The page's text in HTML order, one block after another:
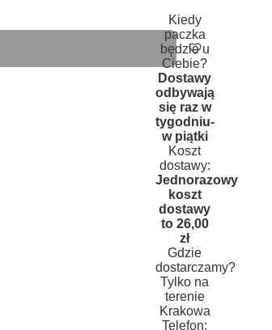
Kiedy
paczka
będzie u
Ciebie?
Dostawy
odbywają
się raz w
tygodniu-
w piątki
Koszt
dostawy:
Jednorazowy
koszt
dostawy
to 26,00
zł
Gdzie
dostarczamy?
Tylko na
terenie
Krakowa
Telefon: